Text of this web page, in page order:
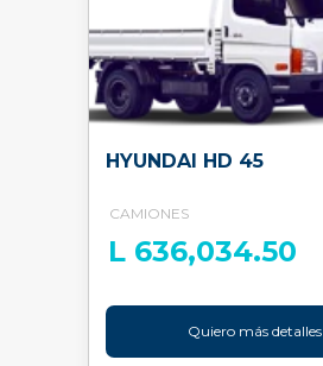
HYUNDAI HD 45
CAMIONES
L 636,034.50
Quiero más detalles